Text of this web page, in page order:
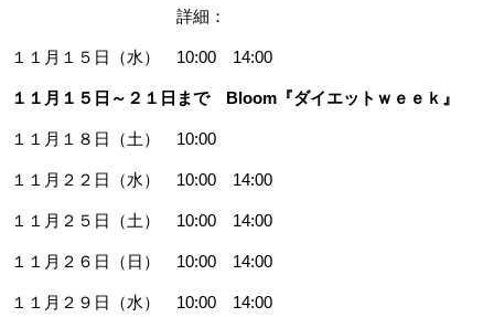
詳細：
１１月１５日（水） 10:00 14:00
１１月１５日～２１日まで Bloom『ダイエットｗｅｅｋ』
１１月１８日（土） 10:00
１１月２２日（水） 10:00 14:00
１１月２５日（土） 10:00 14:00
１１月２６日（日） 10:00 14:00
１１月２９日（水） 10:00 14:00